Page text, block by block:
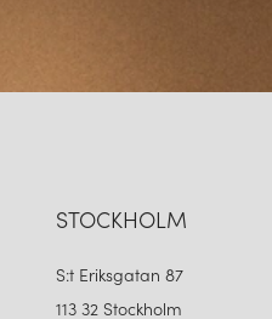
STOCKHOLM
S:t Eriksgatan 87
113 32 Stockholm